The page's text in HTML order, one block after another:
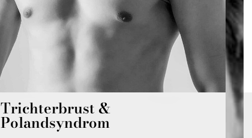
Trichterbrust &
Polandsyndrom